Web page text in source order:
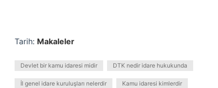
Tarih: Makaleler
Devlet bir kamu idaresi midir DTK nedir idare hukukunda
İl genel idare kuruluşları nelerdir Kamu idaresi kimlerdir